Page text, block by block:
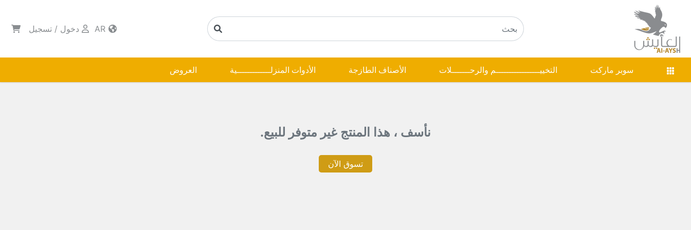
دخول / تسجيل
سوبر ماركت التخييـــــــــــــــــم والرحـــــــلات الأصناف الطازجة الأدوات المنزلـــــــــــــية العروض
نأسف ، هذا المنتج غير متوفر للبيع.
تسوق الآن